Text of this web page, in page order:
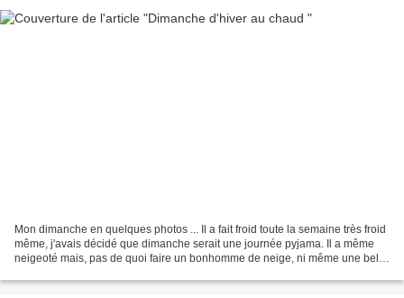
Mon dimanche en quelques photos ... Il a fait froid toute la semaine très froid
même, j'avais décidé que dimanche serait une journée pyjama. Il a même
neigeoté mais, pas de quoi faire un bonhomme de neige, ni même une belle